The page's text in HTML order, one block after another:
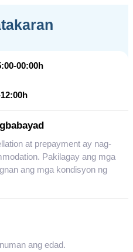
00:00h
at prepayment ay nag-
Pakilagay ang mga
ang mga kondisyon ng
ang edad.